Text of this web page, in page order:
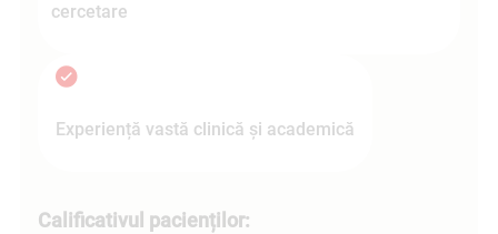
cercetare
Experiență vastă clinică și academică
Calificativul pacienților: